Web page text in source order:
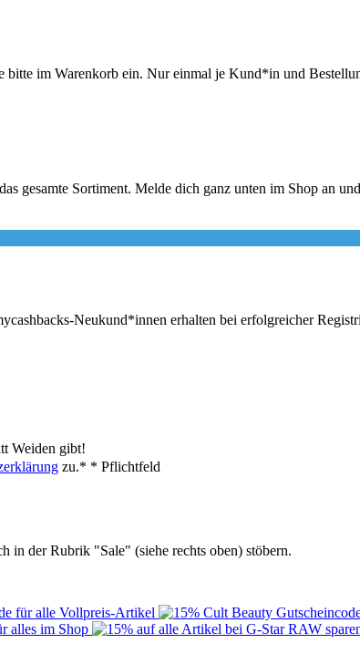
im Warenkorb ein. Nur einmal je Kund*in und
gesamte Sortiment. Melde dich ganz unten im Shop an
Neukund*innen erhalten bei erfolgreicher
Weiden gibt!
zu.* * Pflichtfeld
in der Rubrik "Sale" (siehe rechts oben) stöbern.